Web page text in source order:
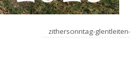
zithersonntag-